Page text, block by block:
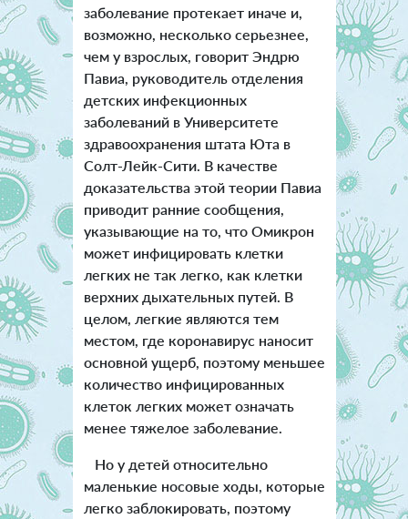
заболевание протекает иначе и,
возможно, несколько серьезнее,
чем у взрослых, говорит Эндрю
Павиа, руководитель отделения
детских инфекционных
заболеваний в Университете
здравоохранения штата Юта в
Солт-Лейк-Сити. В качестве
доказательства этой теории Павиа
приводит ранние сообщения,
указывающие на то, что Омикрон
может инфицировать клетки
легких не так легко, как клетки
верхних дыхательных путей. В
целом, легкие являются тем
местом, где коронавирус наносит
основной ущерб, поэтому меньшее
количество инфицированных
клеток легких может означать
менее тяжелое заболевание.
Но у детей относительно
маленькие носовые ходы, которые
легко заблокировать, поэтому